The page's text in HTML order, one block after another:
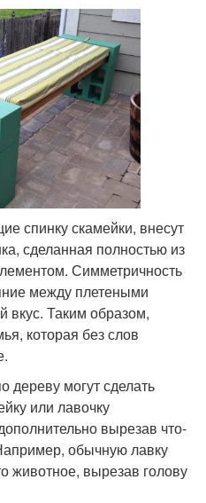
спинку скамейки, внесут
сделанная полностью из
Симметричность
между плетеными
вкус. Таким образом,
которая без слов
дереву могут сделать
или лавочку
вырезав что-
обычную лавку
животное, вырезав голову